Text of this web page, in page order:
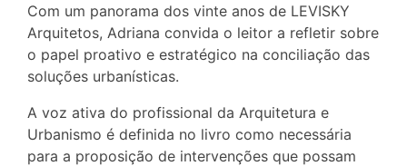
Com um panorama dos vinte anos de LEVISKY
Arquitetos, Adriana convida o leitor a refletir sobre
o papel proativo e estratégico na conciliação das
soluções urbanísticas.
A voz ativa do profissional da Arquitetura e
Urbanismo é definida no livro como necessária
para a proposição de intervenções que possam